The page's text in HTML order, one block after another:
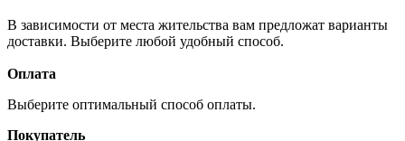
В зависимости от места жительства вам предложат варианты
доставки. Выберите любой удобный способ.
Оплата
Выберите оптимальный способ оплаты.
Покупатель